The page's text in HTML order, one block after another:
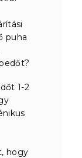
puha
1-2
hogy